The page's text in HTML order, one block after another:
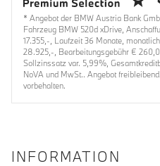
* Angebot der BMW Austria Bank
Fahrzeug BMW 520d xDrive,
17.355,-, Laufzeit 36 Monate,
28.925,-, Bearbeitungsgebühr €
Sollzinssatz var. 5,99%,
NoVA und MwSt.. Angebot
vorbehalten.
INFORMATION